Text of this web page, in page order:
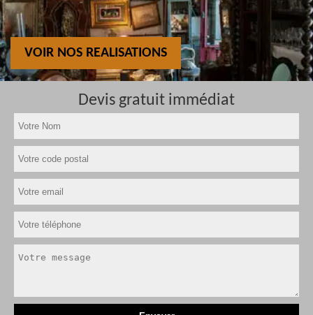
VOIR NOS REALISATIONS
Devis gratuit immédiat